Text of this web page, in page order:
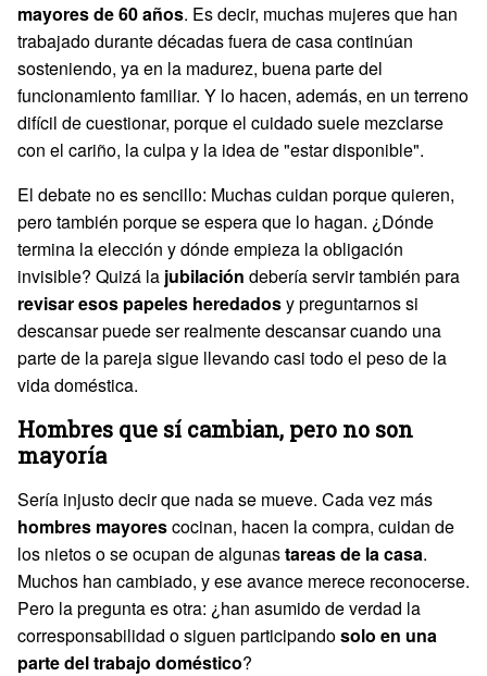
mayores de 60 años. Es decir, muchas mujeres que han
trabajado durante décadas fuera de casa continúan
sosteniendo, ya en la madurez, buena parte del
funcionamiento familiar. Y lo hacen, además, en un terreno
difícil de cuestionar, porque el cuidado suele mezclarse
con el cariño, la culpa y la idea de "estar disponible".
El debate no es sencillo: Muchas cuidan porque quieren,
pero también porque se espera que lo hagan. ¿Dónde
termina la elección y dónde empieza la obligación
invisible? Quizá la jubilación debería servir también para
revisar esos papeles heredadosy preguntarnos si
descansar puede ser realmente descansar cuando una
parte de la pareja sigue llevando casi todo el peso de la
vida doméstica.
Hombres que sí cambian, pero no son
mayoría
Sería injusto decir que nada se mueve. Cada vez más
hombres mayorescocinan, hacen la compra, cuidan de
los nietos o se ocupan de algunastareas de la casa.
Muchos han cambiado, y ese avance merece reconocerse.
Pero la pregunta es otra: ¿han asumido de verdad la
corresponsabilidad o siguen participandosolo en una
parte del trabajo doméstico?